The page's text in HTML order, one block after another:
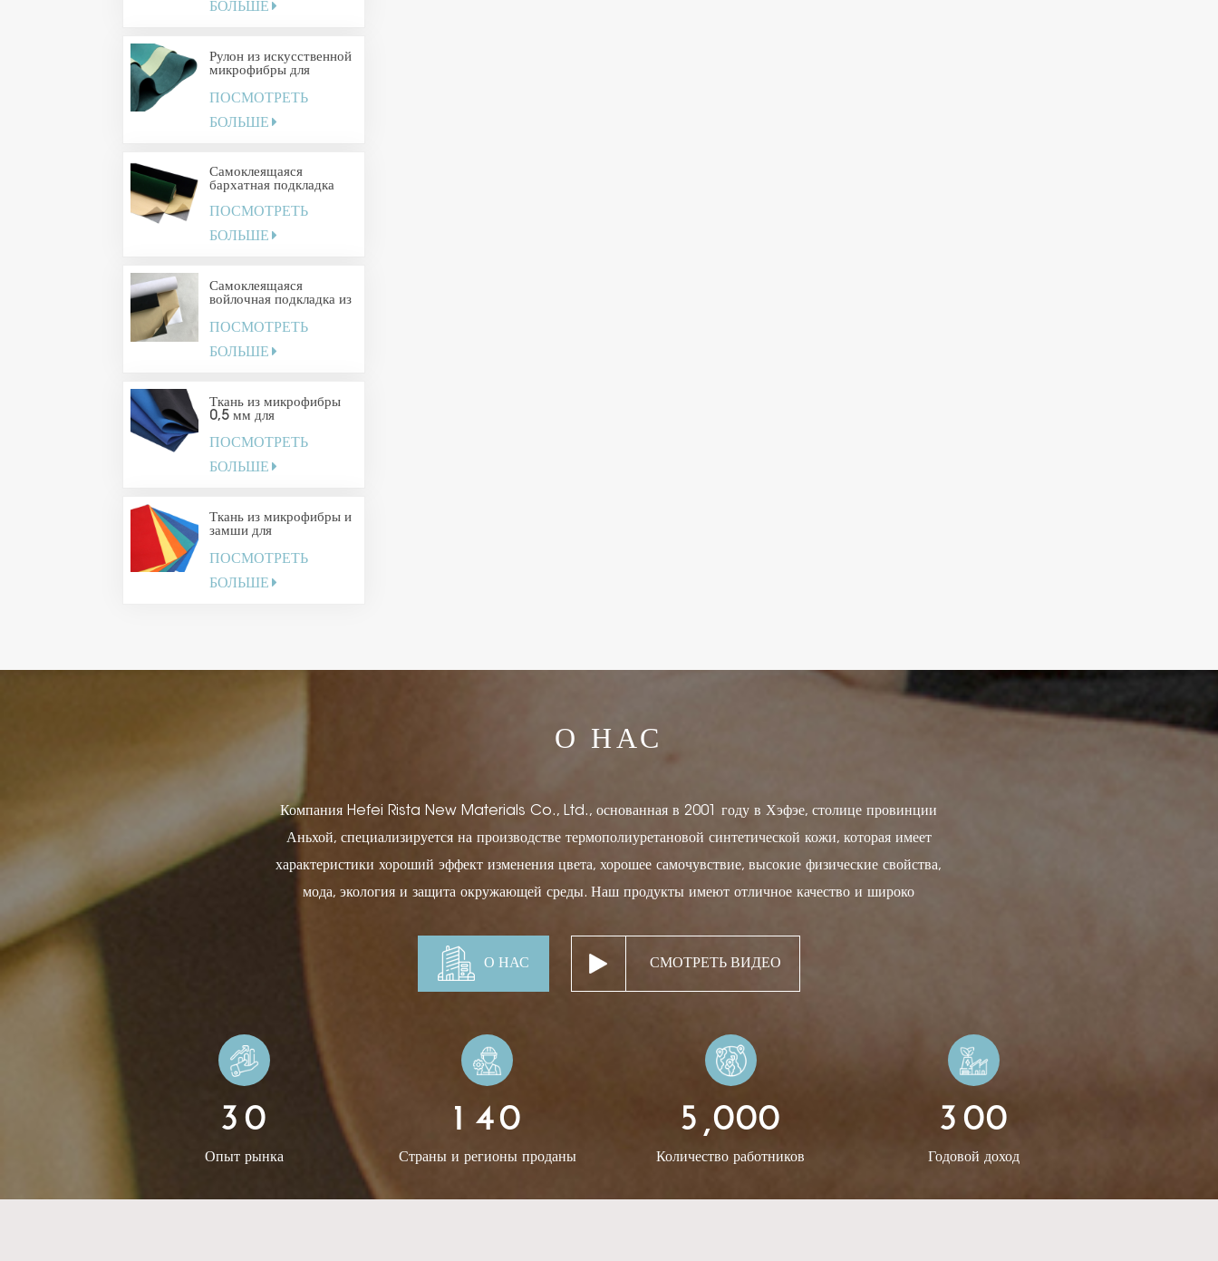
БОЛЬШЕ
Рулон из искусственной
микрофибры для
ПОСМОТРЕТЬ
БОЛЬШЕ
Самоклеящаяся
бархатная подкладка
ПОСМОТРЕТЬ
БОЛЬШЕ
Самоклеящаяся
войлочная подкладка из
ПОСМОТРЕТЬ
БОЛЬШЕ
Ткань из микрофибры
0,5 мм для
ювелирных изделий
ПОСМОТРЕТЬ
БОЛЬШЕ
Ткань из микрофибры и
замши для
ювелирных изделий
ПОСМОТРЕТЬ
БОЛЬШЕ
О НАС
Компания Hefei Rista New Materials Co., Ltd., основанная в 2001 году в Хэфэе, столице провинции
Аньхой, специализируется на производстве термополиуретановой синтетической кожи, которая имеет
характеристики хороший эффект изменения цвета, хорошее самочувствие, высокие физические свойства,
мода, экология и защита окружающей среды. Наш продукты имеют отличное качество и широко
книг, обложек для электронных продуктов, переплетных материалов для подарочных коробок, винных
коробок, шкатулок и упаковок для драгоценностей, принадлежностей для гостиничных столов, рекламных
проволочная сетка с нашими продуктами для создания вашего идеального дизайна.В 2014 году Rista
открыла новый филиал компании Hefei Rista Trading Co Ltd. для открытия зарубежного бизнеса. После
многих лет развития, благодаря активному общению с клиентами из разных стран и регионов, Rista
накопила различные дизайны продуктов, приобрела умение выбирать правильное направление
исследований и разработок, завоевала доверие клиентов по всему миру. Теперь у нас есть широкий выбор
узоров и цветов для разных клиентов. Для некоторых популярных товаров мы можем предложить
О НАС СМОТРЕТЬ ВИДЕО
3 0
Опыт рынка
1 40
Страны и регионы проданы
5 ,000
Количество работников
3 00
Годовой доход